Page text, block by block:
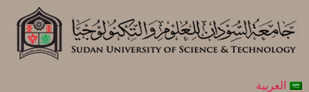
العربية